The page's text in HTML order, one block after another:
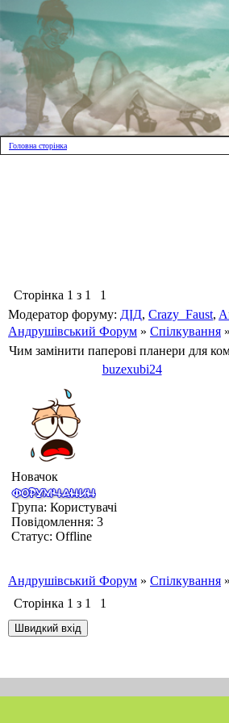
Головна сторінка
Сторінка 1 з 1
1
Модератор форуму: ДІД, Crazy_Faust,
Андрушівський Форум » Спілкування »
Чим замінити паперові планери для
buzexubi24
Новачок
Група: Користувачі
Повідомлення: 3
Статус: Offline
Андрушівський Форум » Спілкування »
Сторінка 1 з 1
1